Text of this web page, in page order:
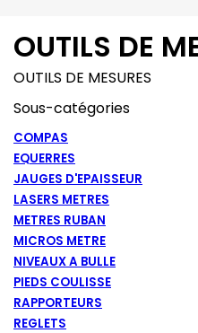
OUTILS DE
OUTILS DE MESURES
Sous-catégories
COMPAS
EQUERRES
JAUGES D'EPAISSEUR
LASERS METRES
METRES RUBAN
MICROS METRE
NIVEAUX A BULLE
PIEDS COULISSE
RAPPORTEURS
REGLETS